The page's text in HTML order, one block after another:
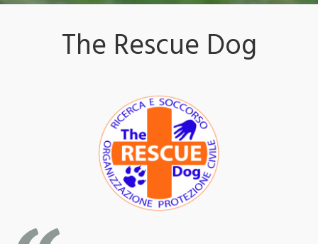
The Rescue Dog